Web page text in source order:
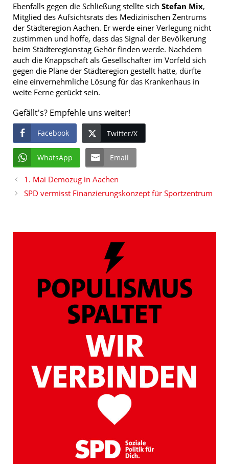
Ebenfalls gegen die Schließung stellte sich Stefan Mix,
Mitglied des Aufsichtsrats des Medizinischen Zentrums
der Städteregion Aachen. Er werde einer Verlegung nicht
zustimmen und hoffe, dass das Signal der Bevölkerung
beim Städteregionstag Gehör finden werde. Nachdem
auch die Knappschaft als Gesellschafter im Vorfeld sich
gegen die Pläne der Städteregion gestellt hatte, dürfte
eine einvernehmliche Lösung für das Krankenhaus in
weite Ferne gerückt sein.
Gefällt's? Empfehle uns weiter!
Facebook Twitter/X
WhatsApp Email
1. Mai Demozug in Aachen
SPD vermisst Finanzierungskonzept für Sportzentrum